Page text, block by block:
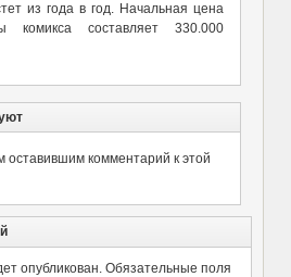
из года в год. Начальная цена
комикса составляет 330.000
оставившим комментарий к этой
опубликован. Обязательные поля